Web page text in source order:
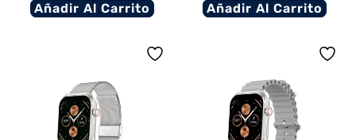
Añadir Al Carrito Añadir Al Carrito